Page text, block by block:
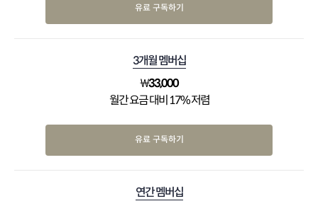
유료 구독하기
3개월 멤버십
₩33,000
월간 요금 대비 17% 저렴
유료 구독하기
연간 멤버십